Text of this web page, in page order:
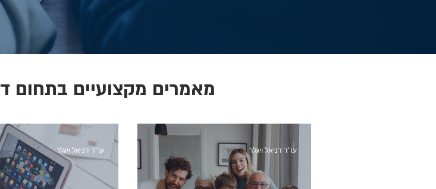
מאמרים מקצועיים בתחום
עו"ד דניאל ויגלר עו"ד דניאל ויגלר